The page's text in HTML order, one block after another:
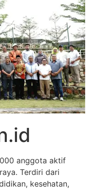
anggota aktif
Terdiri dari
kesehatan,